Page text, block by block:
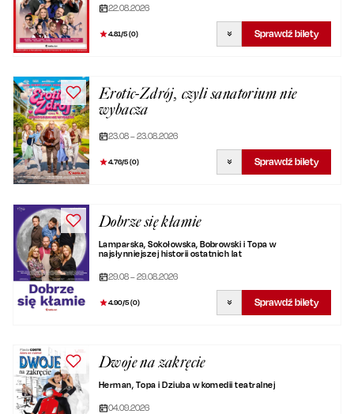
22.08.2026
4.81/5 (0) Sprawdź bilety
Erotic-Zdrój, czyli sanatorium nie
wybacza
23.08 – 23.08.2026
4.76/5 (0) Sprawdź bilety
Dobrze się kłamie
Lamparska, Sokołowska, Bobrowski i Topa w
najsłynniejszej historii ostatnich lat
29.08 – 29.08.2026
4.90/5 (0) Sprawdź bilety
Dwoje na zakręcie
Herman, Topa i Dziuba w komedii teatralnej
04.09.2026